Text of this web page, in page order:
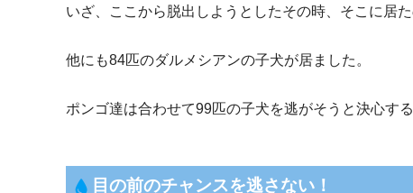
いざ、ここから脱出しようとしたその時、そこに居
他にも84匹のダルメシアンの子犬が居ました。
ポンゴ達は合わせて99匹の子犬を逃がそうと決心する
目の前のチャンスを逃さない！